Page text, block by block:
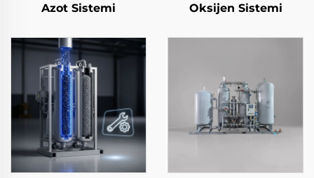
Azot Sistemi
Oksijen Sistemi